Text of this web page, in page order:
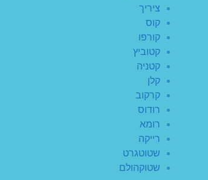
ציריך
קוס
קורפו
קטוביץ
קטניה
קלן
קרקוב
רודוס
רומא
רייקה
שטוטגרט
שטוקהולם